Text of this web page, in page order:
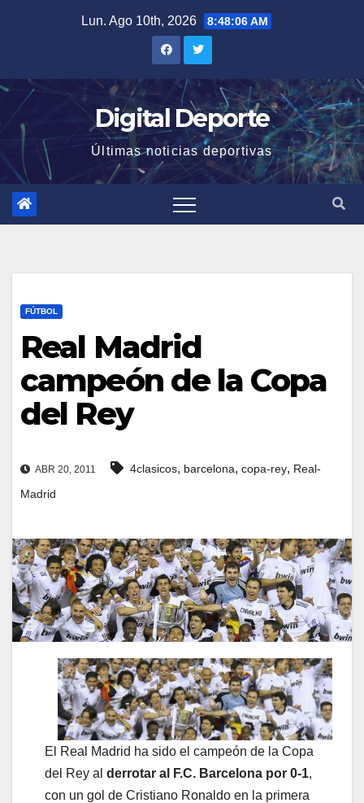
Lun. Ago 10th, 2026 8:48:06 AM
Digital Deporte
Últimas noticias deportivas
FÚTBOL
Real Madrid
campeón de la Copa
del Rey
ABR 20, 2011 4clasicos, barcelona, copa-rey, Real-
Madrid
El Real Madrid ha sido el campeón de la Copa
del Rey al derrotar al F.C. Barcelona por 0-1,
con un gol de Cristiano Ronaldo en la primera